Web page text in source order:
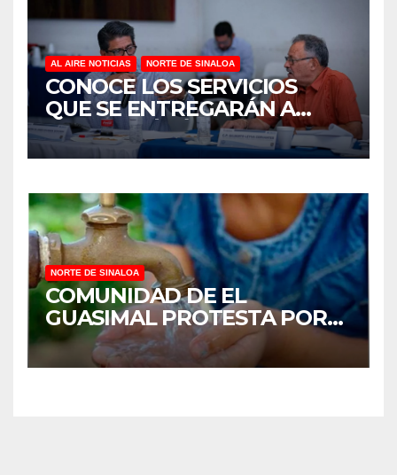
AL AIRE NOTICIAS NORTE DE SINALOA
CONOCE LOS SERVICIOS
QUE SE ENTREGARÁN A
JUAN JOSÉ RÍOS
NORTE DE SINALOA
COMUNIDAD DE EL
GUASIMAL PROTESTA POR
FALTA DE AGUA POTABLE EN
MOCORITO